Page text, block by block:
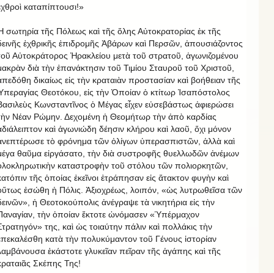
καταπίπτουσι!»
σωτηρία τῆς Πόλεως καὶ τῆς ὅλης Αὐτοκρατορίας ἐκ τῆς
ἐχθρικῆς ἐπιδρομῆς Ἀβάρων καὶ Περσῶν, ἀπουσιάζοντος
Αὐτοκράτορος Ἡρακλείου μετὰ τοῦ στρατοῦ, ἀγωνιζομένου
διὰ τὴν ἐπανάκτησιν τοῦ Τιμίου Σταυροῦ τοῦ Χριστοῦ,
δικαίως εἰς τὴν κραταιὰν προστασίαν καὶ βοήθειαν τῆς
Θεοτόκου, εἰς τὴν Ὁποίαν ὁ κτίτωρ Ἰσαπόστολος
Κωνσταντῖνος ὁ Μέγας εἶχεν εὐσεβάστως ἀφιερώσει
Νέαν Ρώμην. Δεχομένη ἡ Θεομήτωρ τὴν ἀπὸ καρδίας
καὶ ἀγωνιώδη δέησιν κλήρου καὶ λαοῦ, ὄχι μόνον
τὸ φρόνημα τῶν ὀλίγων ὑπερασπιστῶν, ἀλλὰ καὶ
θαῦμα εἰργάσατο, τὴν διὰ συστροφῆς θυελλωδῶν ἀνέμων
καταστροφὴν τοῦ στόλου τῶν πολιορκητῶν,
τῆς ὁποίας ἐκεῖνοι ἐτράπησαν εἰς ἄτακτον φυγὴν καὶ
ἐσώθη ἡ Πόλις. Ἀξιοχρέως, λοιπόν, «ὡς λυτρωθεῖσα τῶν
ἡ Θεοτοκούπολις ἀνέγραψε τὰ νικητήρια εἰς τὴν
τὴν ὁποίαν ἔκτοτε ὠνόμασεν «Ὑπέρμαχον
της, καὶ ὡς τοιαύτην πάλιν καὶ πολλάκις τὴν
κατὰ τὴν πολυκύμαντον τοῦ Γένους ἱστορίαν
ἑκάστοτε γλυκεῖαν πεῖραν τῆς ἀγάπης καὶ τῆς
Σκέπης Της!